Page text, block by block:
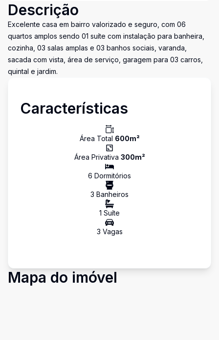
Descrição
Excelente casa em bairro valorizado e seguro, com 06
quartos amplos sendo 01 suíte com instalação para banheira,
cozinha, 03 salas amplas e 03 banhos sociais, varanda,
sacada com vista, área de serviço, garagem para 03 carros,
quintal e jardim.
Características
Área Total 600m²
Área Privativa 300m²
6 Dormitórios
3 Banheiros
1 Suíte
3 Vagas
Mapa do imóvel